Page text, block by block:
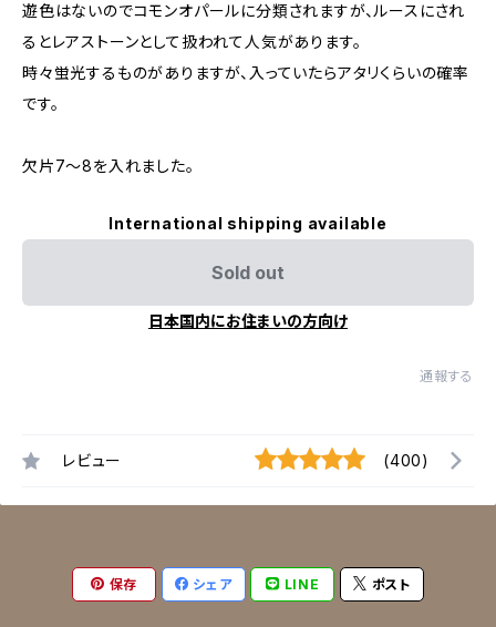
遊色はないのでコモンオパールに分類されますが、ルースにされ
るとレアストーンとして扱われて人気があります。
時々蛍光するものがありますが、入っていたらアタリくらいの確率
です。
欠片7～8を入れました。
International shipping available
Sold out
日本国内にお住まいの方向け
通報する
レビュー (400)
保存 シェア LINE ポスト